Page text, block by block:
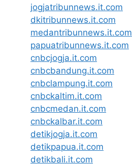
jogjatribunnews.it.com
dkitribunnews.it.com
medantribunnews.it.com
papuatribunnews.it.com
cnbcjogja.it.com
cnbcbandung.it.com
cnbclampung.it.com
cnbckaltim.it.com
cnbcmedan.it.com
cnbckalbar.it.com
detikjogja.it.com
detikpapua.it.com
detikbali.it.com